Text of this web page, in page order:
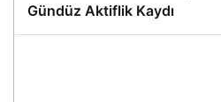
Gündüz Aktiflik Kaydı